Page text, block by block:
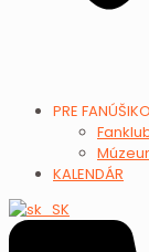
PRE
KALENDÁR